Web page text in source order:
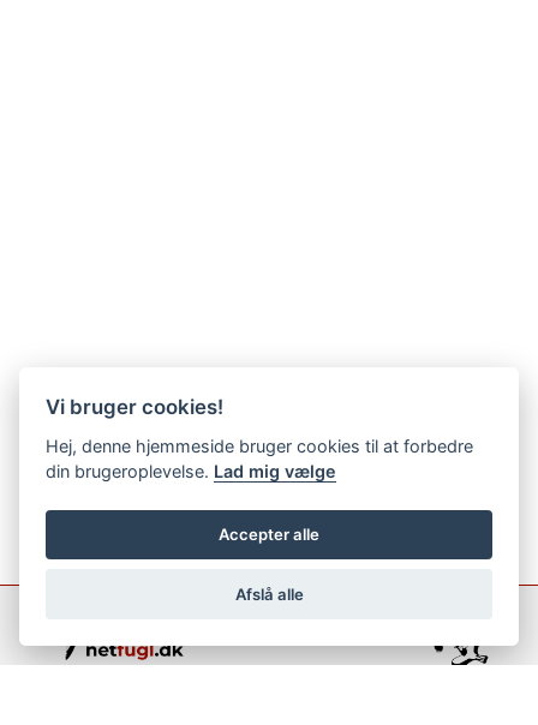
Vi bruger cookies!
Hej, denne hjemmeside bruger cookies til at forbedre
din brugeroplevelse. Lad mig vælge
Accepter alle
Afslå alle